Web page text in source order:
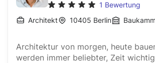
1 Bewertung
Architekt
10405 Berlin
Architektur von morgen, heute
werden immer beliebter, Zeit